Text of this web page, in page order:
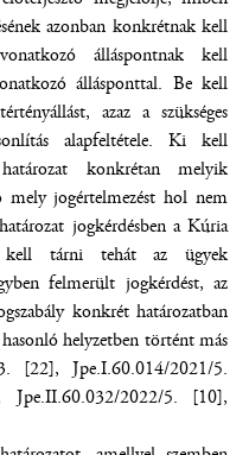
azonban konkrétnak kell
álláspontnak kell
állásponttal. Be kell
azaz a szükséges
alapfeltétele. Ki kell
konkrétan melyik
mely jogértelmezést hol nem
jogkérdésben a Kúria
kell tárni tehát az ügyek
felmerült jogkérdést, az
konkrét határozatban
helyzetben történt más
[22], Jpe.I.60.014/2021/5.
2022/5. [10],